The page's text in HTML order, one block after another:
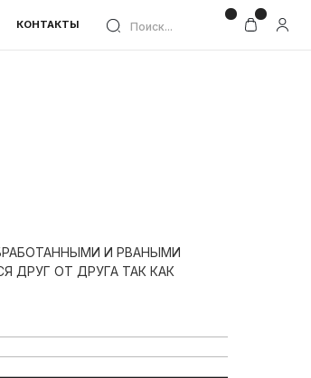
Поиск...
И РВАНЫМИ
ДРУГ ОТ ДРУГА ТАК КАК